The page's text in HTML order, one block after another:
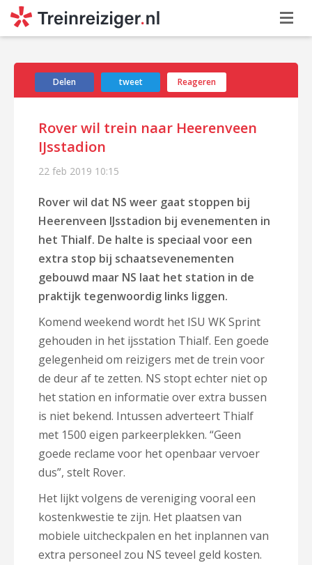
Delen tweet Reageren
Rover wil trein naar Heerenveen
IJsstadion
22 feb 2019 10:15
Rover wil dat NS weer gaat stoppen bij
Heerenveen IJsstadion bij evenementen in
het Thialf. De halte is speciaal voor een
extra stop bij schaatsevenementen
gebouwd maar NS laat het station in de
praktijk tegenwoordig links liggen.
Komend weekend wordt het ISU WK Sprint
gehouden in het ijsstation Thialf. Een goede
gelegenheid om reizigers met de trein voor
de deur af te zetten. NS stopt echter niet op
het station en informatie over extra bussen
is niet bekend. Intussen adverteert Thialf
met 1500 eigen parkeerplekken. “Geen
goede reclame voor het openbaar vervoer
dus”, stelt Rover.
Het lijkt volgens de vereniging vooral een
kostenkwestie te zijn. Het plaatsen van
mobiele uitcheckpalen en het inplannen van
extra personeel zou NS teveel geld kosten.